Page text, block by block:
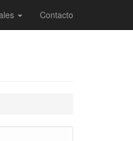
Contacto